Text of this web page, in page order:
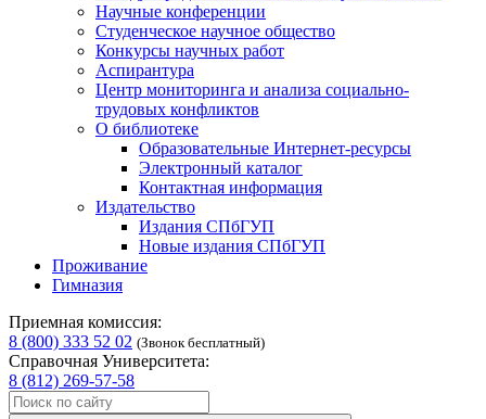
Научные конференции
Студенческое научное общество
Конкурсы научных работ
Аспирантура
Центр мониторинга и анализа социально-
трудовых конфликтов
О библиотеке
Образовательные Интернет-ресурсы
Электронный каталог
Контактная информация
Издательство
Издания СПбГУП
Новые издания СПбГУП
Проживание
Гимназия
Приемная комиссия:
8 (800) 333 52 02 (Звонок бесплатный)
Справочная Университета:
8 (812) 269-57-58